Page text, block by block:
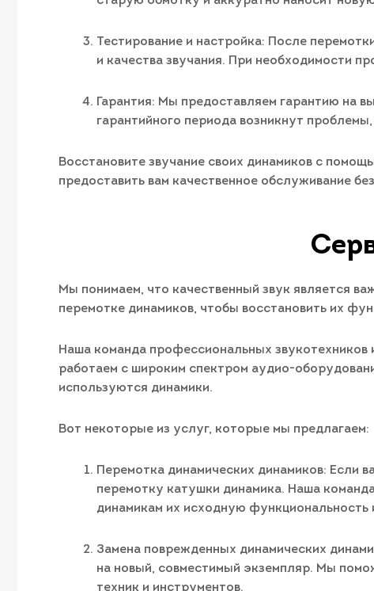
Тестирование и настройка: После
и качества звучания. При необходимости
Гарантия: Мы предоставляем гарантию на
гарантийного периода возникнут
Восстановите звучание своих динамиков с
предоставить вам качественное обслуживание
Мы понимаем, что качественный звук является
перемотке динамиков, чтобы восстановить их
Наша команда профессиональных
работаем с широким спектром аудио-
используются динамики.
Вот некоторые из услуг, которые мы предлагаем:
Перемотка динамических динамиков: Если
перемотку катушки динамика. Наша
динамикам их исходную функциональность
Замена поврежденных динамических
на новый, совместимый экземпляр. Мы
техник и инструментов.